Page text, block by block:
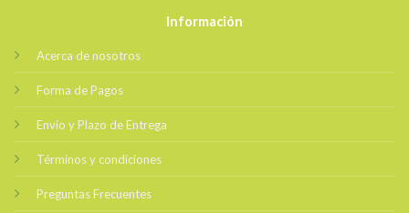
Información
Acerca de nosotros
Forma de Pagos
Envio y Plazo de Entrega
Términos y condiciones
Preguntas Frecuentes